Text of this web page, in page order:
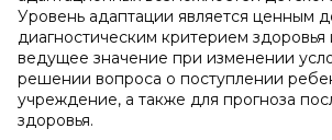
Уровень адаптации является ценным
диагностическим критерием
ведущее значение при изменении
решении вопроса о поступлении
учреждение, а также для прогноза
здоровья.